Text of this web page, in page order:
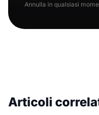
Annulla in qualsiasi
Articoli